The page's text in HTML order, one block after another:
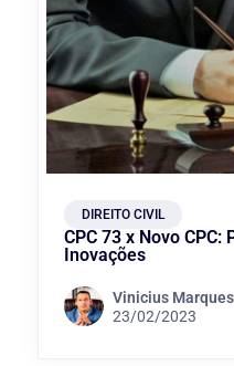
DIREITO CIVIL
CPC 73 x Novo
Inovações
Vinicius Marques
23/02/2023